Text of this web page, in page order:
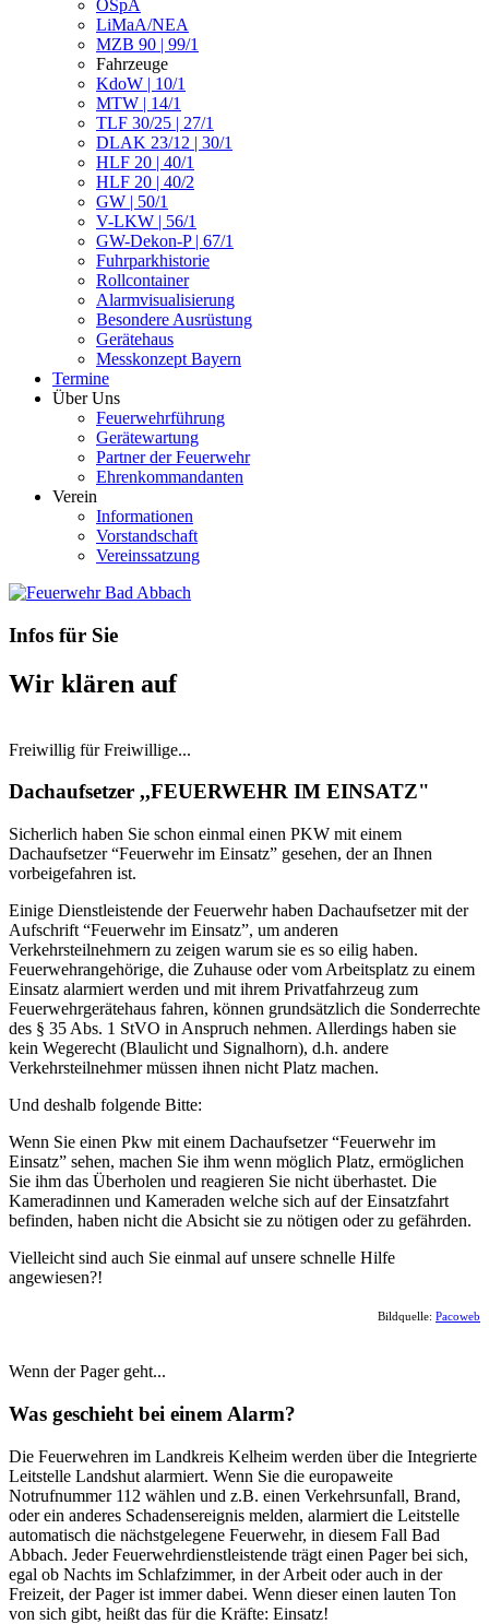
ÖSpA
LiMaA/NEA
MZB 90 | 99/1
Fahrzeuge
KdoW | 10/1
MTW | 14/1
TLF 30/25 | 27/1
DLAK 23/12 | 30/1
HLF 20 | 40/1
HLF 20 | 40/2
GW | 50/1
V-LKW | 56/1
GW-Dekon-P | 67/1
Fuhrparkhistorie
Rollcontainer
Alarmvisualisierung
Besondere Ausrüstung
Gerätehaus
Messkonzept Bayern
Termine
Über Uns
Feuerwehrführung
Gerätewartung
Partner der Feuerwehr
Ehrenkommandanten
Verein
Informationen
Vorstandschaft
Vereinssatzung
Infos für Sie
Wir klären auf
Freiwillig für Freiwillige...
Dachaufsetzer ,,FEUERWEHR IM EINSATZ"
Sicherlich haben Sie schon einmal einen PKW mit einem
Dachaufsetzer “Feuerwehr im Einsatz” gesehen, der an Ihnen
vorbeigefahren ist.
Einige Dienstleistende der Feuerwehr haben Dachaufsetzer mit der
Aufschrift “Feuerwehr im Einsatz”, um anderen
Verkehrsteilnehmern zu zeigen warum sie es so eilig haben.
Feuerwehrangehörige, die Zuhause oder vom Arbeitsplatz zu einem
Einsatz alarmiert werden und mit ihrem Privatfahrzeug zum
Feuerwehrgerätehaus fahren, können grundsätzlich die Sonderrechte
des § 35 Abs. 1 StVO in Anspruch nehmen. Allerdings haben sie
kein Wegerecht (Blaulicht und Signalhorn), d.h. andere
Verkehrsteilnehmer müssen ihnen nicht Platz machen.
Und deshalb folgende Bitte:
Wenn Sie einen Pkw mit einem Dachaufsetzer “Feuerwehr im
Einsatz” sehen, machen Sie ihm wenn möglich Platz, ermöglichen
Sie ihm das Überholen und reagieren Sie nicht überhastet. Die
Kameradinnen und Kameraden welche sich auf der Einsatzfahrt
befinden, haben nicht die Absicht sie zu nötigen oder zu gefährden.
Vielleicht sind auch Sie einmal auf unsere schnelle Hilfe
angewiesen?!
Bildquelle: Pacoweb
Wenn der Pager geht...
Was geschieht bei einem Alarm?
Die Feuerwehren im Landkreis Kelheim werden über die Integrierte
Leitstelle Landshut alarmiert. Wenn Sie die europaweite
Notrufnummer 112 wählen und z.B. einen Verkehrsunfall, Brand,
oder ein anderes Schadensereignis melden, alarmiert die Leitstelle
automatisch die nächstgelegene Feuerwehr, in diesem Fall Bad
Abbach. Jeder Feuerwehrdienstleistende trägt einen Pager bei sich,
egal ob Nachts im Schlafzimmer, in der Arbeit oder auch in der
Freizeit, der Pager ist immer dabei. Wenn dieser einen lauten Ton
von sich gibt, heißt das für die Kräfte: Einsatz!